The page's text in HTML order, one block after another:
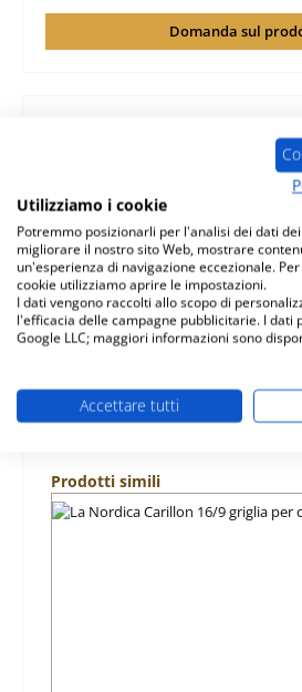
Domanda sul
originale piastra laterale a sinistra
legna La Nordica Carillon 16/9 La
piastra…Di più
Caratteristiche
Informazioni sulla sicurezza dei
Salta la galleria dei prodotti
Prodotti simili
Utilizziamo i cookie
Potremmo posizionarli per l'analisi dei dati
migliorare il nostro sito Web, mostrare
un'esperienza di navigazione eccezionale.
cookie utilizziamo aprire le impostazioni.
I dati vengono raccolti allo scopo di
l'efficacia delle campagne pubblicitarie. I dati
Google LLC; maggiori informazioni sono
Accettare tutti